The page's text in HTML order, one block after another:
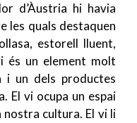
d’Àustria hi havia
les quals destaquen
estorell lluent,
és un element molt
i un dels productes
El vi ocupa un espai
cultura. El vi li